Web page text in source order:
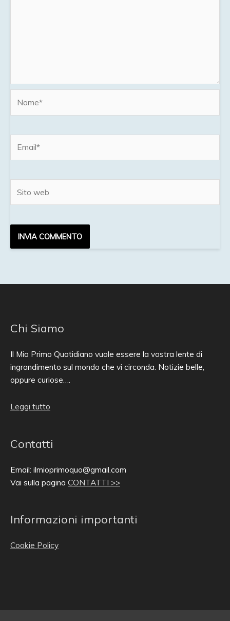
web
Chi Siamo
Il Mio Primo Quotidiano vuole essere la vostra lente di
ingrandimento sul mondo che vi circonda. Notizie belle,
oppure curiose….
Leggi tutto
Contatti
Email: ilmioprimoquo@gmail.com
Vai sulla pagina CONTATTI >>
Informazioni importanti
Cookie Policy